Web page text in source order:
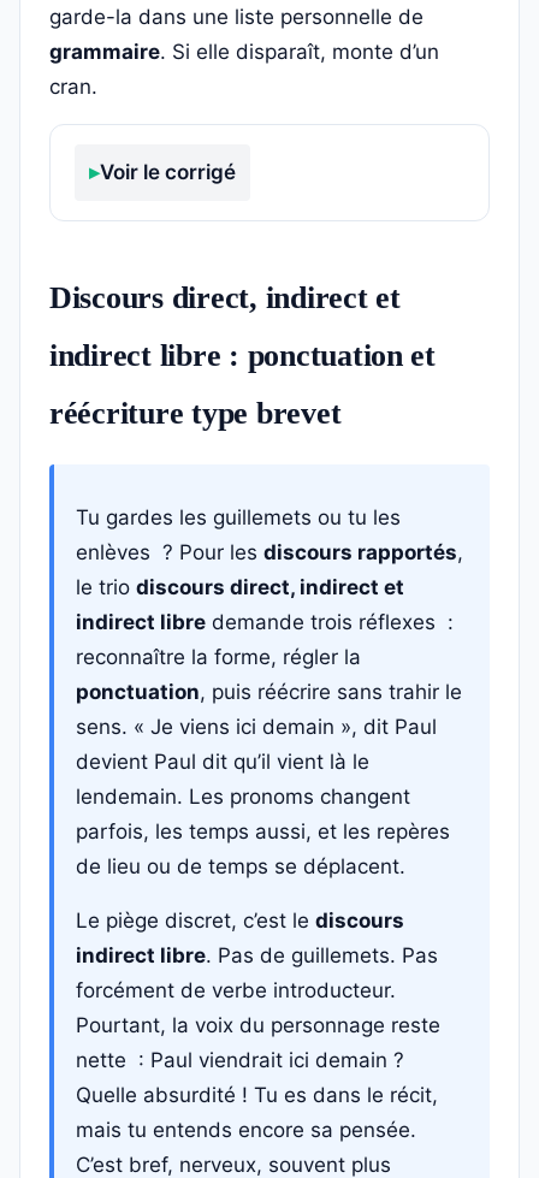
garde-la dans une liste personnelle de
grammaire. Si elle disparaît, monte d’un
cran.
Voir le corrigé
Discours direct, indirect et
indirect libre : ponctuation et
réécriture type brevet
Tu gardes les guillemets ou tu les
enlèves ? Pour les discours rapportés,
le trio discours direct, indirect et
indirect libre demande trois réflexes :
reconnaître la forme, régler la
ponctuation, puis réécrire sans trahir le
sens. « Je viens ici demain », dit Paul
devient Paul dit qu’il vient là le
lendemain. Les pronoms changent
parfois, les temps aussi, et les repères
de lieu ou de temps se déplacent.
Le piège discret, c’est le discours
indirect libre. Pas de guillemets. Pas
forcément de verbe introducteur.
Pourtant, la voix du personnage reste
nette : Paul viendrait ici demain ?
Quelle absurdité ! Tu es dans le récit,
mais tu entends encore sa pensée.
C’est bref, nerveux, souvent plus